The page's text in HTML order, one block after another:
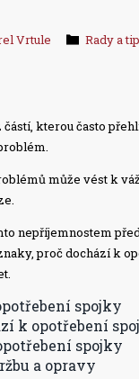
Vrtule Rady a
částí, kterou často
může vést k
nepříjemnostem
proč dochází k
spojky
k opotřebení
spojky
a opravy